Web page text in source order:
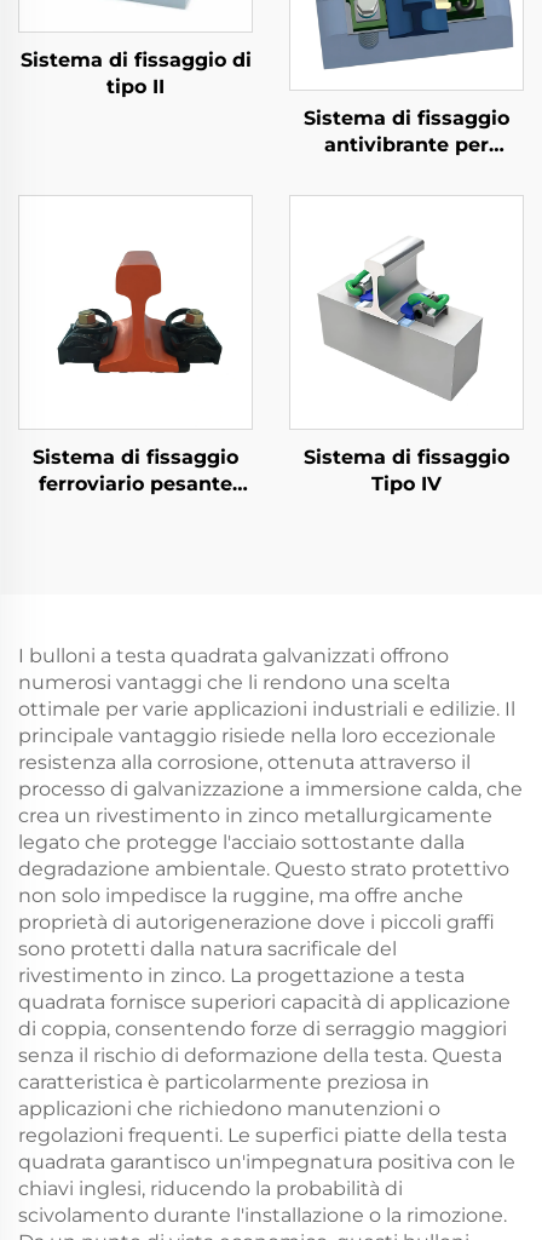
Sistema di fissaggio di
tipo II
Sistema di fissaggio
antivibrante per
Sistema di fissaggio
ferroviario pesante
Sistema di fissaggio
Tipo IV
I bulloni a testa quadrata galvanizzati offrono
numerosi vantaggi che li rendono una scelta
ottimale per varie applicazioni industriali e edilizie. Il
principale vantaggio risiede nella loro eccezionale
resistenza alla corrosione, ottenuta attraverso il
processo di galvanizzazione a immersione calda, che
crea un rivestimento in zinco metallurgicamente
legato che protegge l'acciaio sottostante dalla
degradazione ambientale. Questo strato protettivo
non solo impedisce la ruggine, ma offre anche
proprietà di autorigenerazione dove i piccoli graffi
sono protetti dalla natura sacrificale del
rivestimento in zinco. La progettazione a testa
quadrata fornisce superiori capacità di applicazione
di coppia, consentendo forze di serraggio maggiori
senza il rischio di deformazione della testa. Questa
caratteristica è particolarmente preziosa in
applicazioni che richiedono manutenzioni o
regolazioni frequenti. Le superfici piatte della testa
quadrata garantisco un'impegnatura positiva con le
chiavi inglesi, riducendo la probabilità di
scivolamento durante l'installazione o la rimozione.